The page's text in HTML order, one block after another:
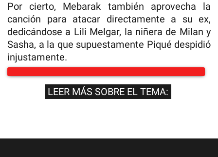
Por cierto, Mebarak también aprovecha la
canción para atacar directamente a su ex,
dedicándose a Lili Melgar, la niñera de Milan y
Sasha, a la que supuestamente Piqué despidió
injustamente.
LEER MÁS SOBRE EL TEMA: